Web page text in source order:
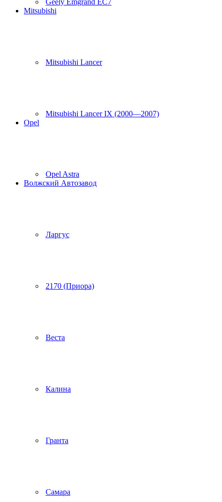
Geely Emgrand EC7
Mitsubishi
Mitsubishi Lancer
Mitsubishi Lancer IX (2000—2007)
Opel
Opel Astra
Волжский Автозавод
Ларгус
2170 (Приора)
Веста
Калина
Гранта
Самара